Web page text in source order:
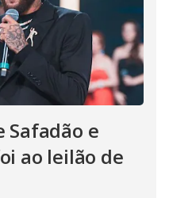
Safadão e
ao leilão de